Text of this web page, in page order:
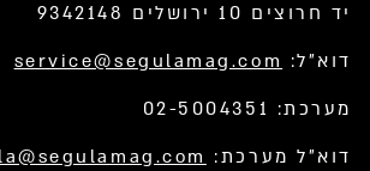
יד חרוצים 10 ירושלים 9342148
דוא”ל: service@segulamag.com
מערכת: 02-5004351
דוא”ל מערכת: